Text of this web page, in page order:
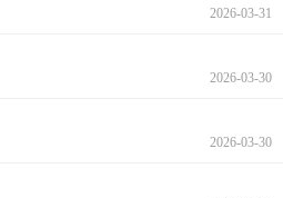
2026-03-31
2026-03-30
2026-03-30